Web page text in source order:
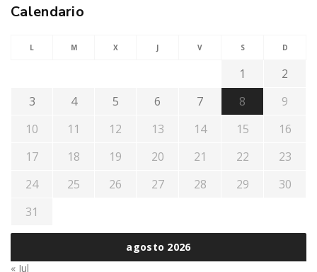
Calendario
agosto 2026
L M X J V S D
1
2
3
4 5 6 7 8
9
10
11 12 13 14 15
16
17
18 19 20 21 22
23
24
25 26 27 28 29
30
31
« Jul